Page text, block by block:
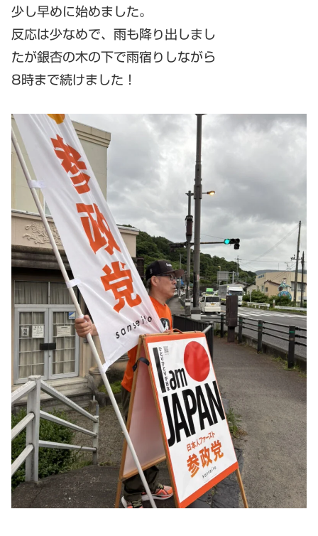
少し早めに始めました。
反応は少なめで、雨も降り出しまし
たが銀杏の木の下で雨宿りしながら
8時まで続けました！